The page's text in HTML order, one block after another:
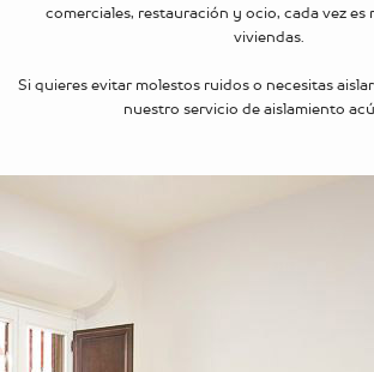
comerciales, restauración y ocio, cada vez es
viviendas.
Si quieres evitar molestos ruidos o necesitas
nuestro servicio de aislamiento